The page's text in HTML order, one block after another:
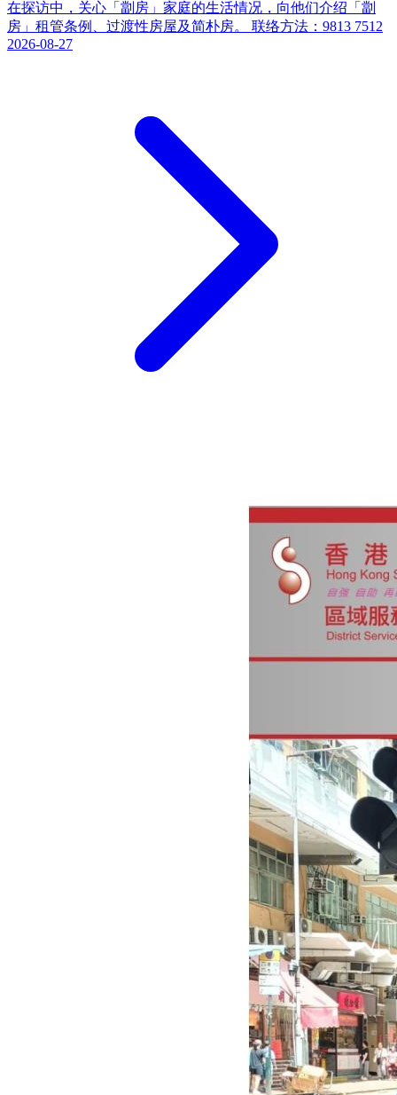
在探访中，关心「劏房」家庭的生活情况，向他们介绍「劏
房」租管条例、过渡性房屋及简朴房。 联络方法：9813 7512
2026-08-27